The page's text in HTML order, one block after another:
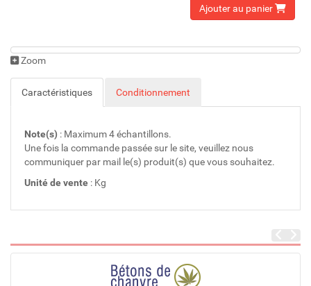
Ajouter au panier
Zoom
Caractéristiques Conditionnement
Note(s) : Maximum 4 échantillons.
Une fois la commande passée sur le site, veuillez nous
communiquer par mail le(s) produit(s) que vous souhaitez.
Unité de vente : Kg